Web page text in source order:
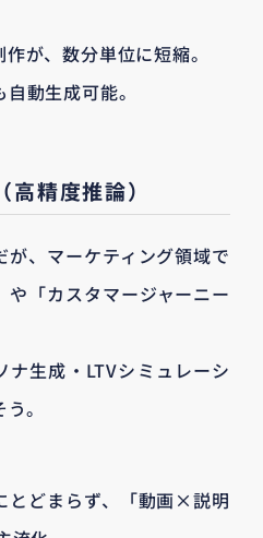
が、数分単位に短縮。
動生成可能。
精度推論）
、マーケティング領域で
「カスタマージャーニー
ナ生成・LTVシミュレーシ
。
とどまらず、「動画×説明